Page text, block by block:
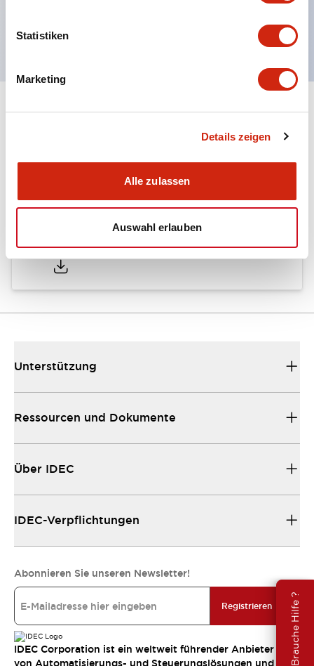
Statistiken
Marketing
Details zeigen
Alle zulassen
Auswahl erlauben
Brauche Hilfe ?
3 Jahre Garantie
05/09/2025.PDF4.28MB
Unterstützung
Ressourcen und Dokumente
Über IDEC
IDEC-Verpflichtungen
Abonnieren Sie unseren Newsletter!
Registrieren
IDEC Corporation ist ein weltweit führender Anbieter
von Automatisierungs- und Steuerungslösungen und